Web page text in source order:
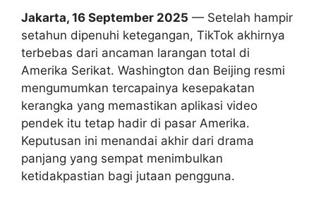
Jakarta, 16 September 2025 — Setelah hampir
setahun dipenuhi ketegangan, TikTok akhirnya
terbebas dari ancaman larangan total di
Amerika Serikat. Washington dan Beijing resmi
mengumumkan tercapainya kesepakatan
kerangka yang memastikan aplikasi video
pendek itu tetap hadir di pasar Amerika.
Keputusan ini menandai akhir dari drama
panjang yang sempat menimbulkan
ketidakpastian bagi jutaan pengguna.